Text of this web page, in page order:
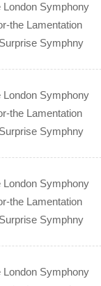
London Symphony
the Lamentation
Symphny
London Symphony
the Lamentation
Symphny
London Symphony
the Lamentation
Symphny
London Symphony